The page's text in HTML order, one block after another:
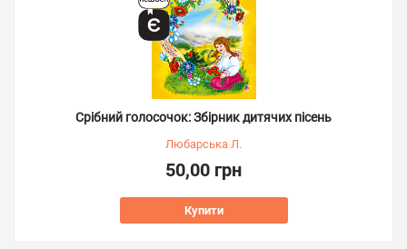
Срібний голосочок: Збірник дитячих пісень
Любарська Л.
50,00 грн
Купити